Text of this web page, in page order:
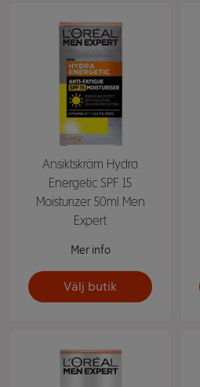
Ansiktskräm Hydra
Energetic SPF 15
Moisturizer 50ml Men
Expert
Mer info
Välj butik